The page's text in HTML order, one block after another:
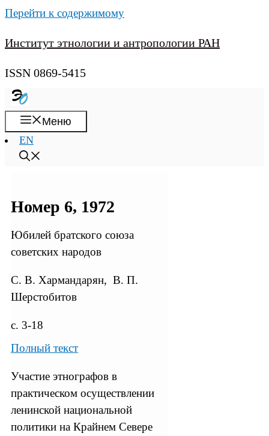
Перейти к содержимому
Институт этнологии и антропологии РАН
ISSN 0869-5415
Меню
EN
Номер 6, 1972
Юбилей братского союза
советских народов
С. В. Хармандарян, В. П.
Шерстобитов
с. 3-18
Полный текст
Участие этнографов в
практическом осуществлении
ленинской национальной
политики на Крайнем Севере